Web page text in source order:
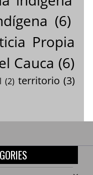
(6)
Propia
Cauca (6)
(2) territorio (3)